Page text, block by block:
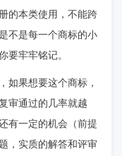
的本类使用，不能跨
不是每一个商标的小
要牢牢铭记。
如果想要这个商标，
审通过的几率就越
有一定的机会（前提
，实质的解答和评审